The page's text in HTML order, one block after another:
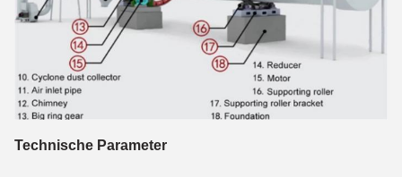
Technische Parameter